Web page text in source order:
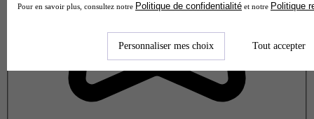
Pour en savoir plus, consultez notre Politique de confidentialité et notre Politique
Personnaliser mes choix Tout accepter